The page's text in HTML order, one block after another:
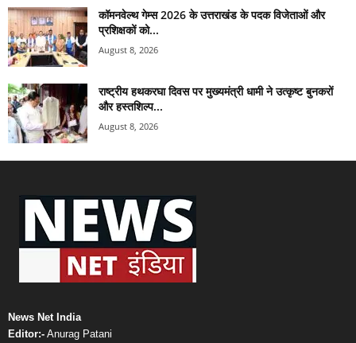
कॉमनवेल्थ गेम्स 2026 के उत्तराखंड के पदक विजेताओं और
प्रशिक्षकों को...
August 8, 2026
राष्ट्रीय हथकरघा दिवस पर मुख्यमंत्री धामी ने उत्कृष्ट बुनकरों
और हस्तशिल्प...
August 8, 2026
News Net India
Editor:- Anurag Patani